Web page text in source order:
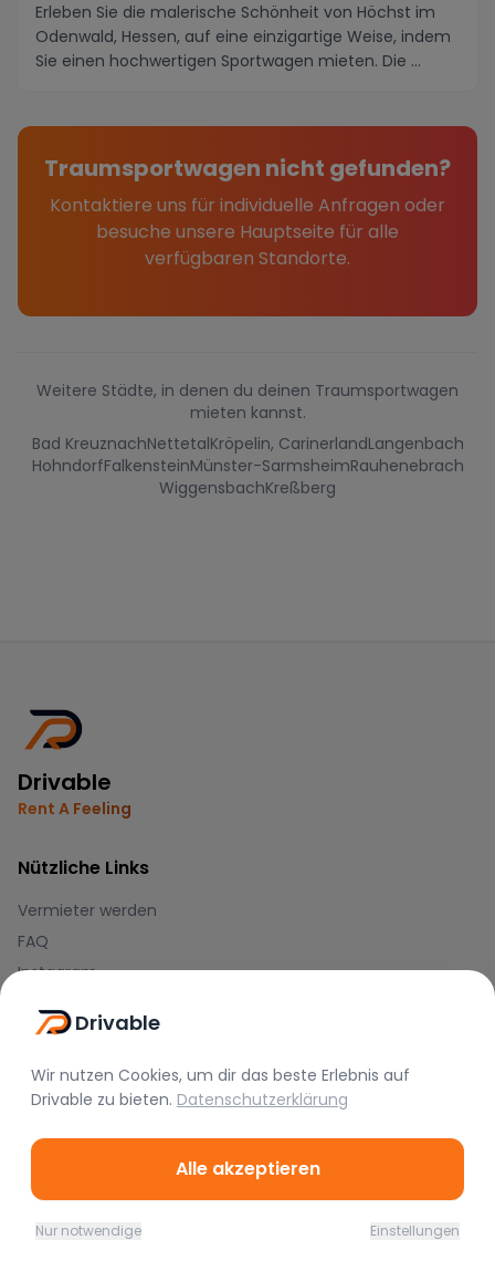
Erleben Sie die malerische Schönheit von Höchst im
Odenwald, Hessen, auf eine einzigartige Weise, indem
Sie einen hochwertigen Sportwagen mieten. Die ...
Traumsportwagen nicht gefunden?
Kontaktiere uns für individuelle Anfragen oder
besuche unsere Hauptseite für alle
verfügbaren Standorte.
Weitere Städte, in denen du deinen Traumsportwagen
mieten kannst.
Bad KreuznachNettetalKröpelin, CarinerlandLangenbach
HohndorfFalkensteinMünster-SarmsheimRauhenebrach
WiggensbachKreßberg
Drivable
Rent A Feeling
Nützliche Links
Vermieter werden
FAQ
Instagram
Rechtliches
Nutzungsbedingungen
Datenschutz
Blog
Drivable
Wir nutzen Cookies, um dir das beste Erlebnis auf
Drivable zu bieten. Datenschutzerklärung
Alle akzeptieren
Nur notwendige Einstellungen